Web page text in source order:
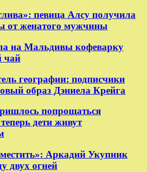
певица Алсу получила
от женатого мужчины
на Мальдивы кофеварку
чай
географии: подписчики
образ Дэниела Крейга
попрощаться
дети живут
Аркадий Укупник
двух огней